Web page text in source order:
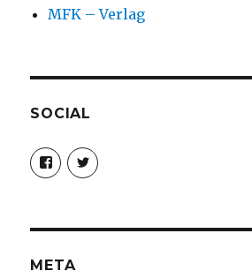
MFK – Verlag
SOCIAL
Profil
von
christoph.fleischer1
anzeigen
Profil
von
anzeigen
META